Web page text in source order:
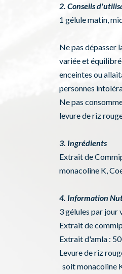
2. Conseils
1 gélule matin,
Ne pas dépasser
variée et
enceintes ou
personnes
Ne pas
levure de riz
3. Ingrédients
Extrait de
monacoline K,
4. Information
3 gélules par jour
Extrait de
Extrait d'amla :
Levure de riz
soit monacoline